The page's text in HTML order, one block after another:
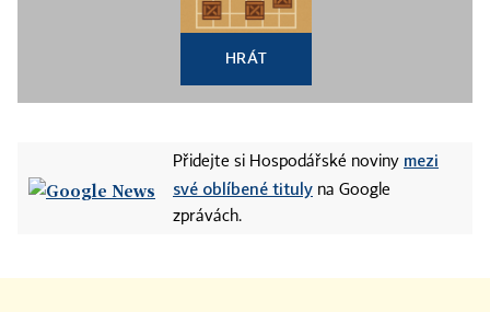
HRÁT
Přidejte si Hospodářské noviny mezi
své oblíbené tituly na Google
zprávách.